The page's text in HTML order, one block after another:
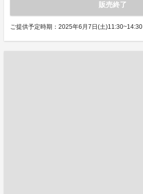
販売終了
ご提供予定時期：2025年6月7日(土)11:30~14:30